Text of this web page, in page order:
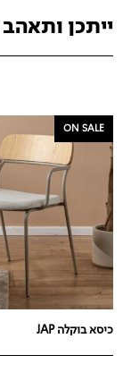
ייתכן
ON SALE
כיסא בוקלה JAP